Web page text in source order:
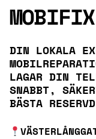
MOBIFIX
DIN LOKALA
LAGAR DIN
SNABBT,
BÄSTA